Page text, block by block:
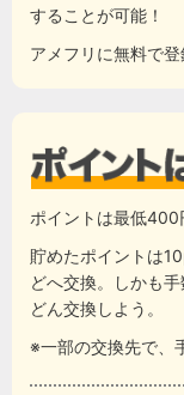
することが可能！
アメフリに無料で
ポイントは最低400
貯めたポイントは
どへ交換。しかも
どん交換しよう。
※一部の交換先で、